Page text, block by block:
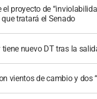
el proyecto de
que tratará el Senado
tiene nuevo DT tras la
vientos de cambio y dos